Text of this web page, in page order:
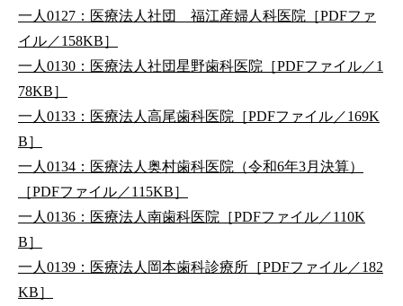
一人0127：医療法人社団 福江産婦人科医院［PDFファ
イル／158KB］
一人0130：医療法人社団星野歯科医院［PDFファイル／1
78KB］
一人0133：医療法人高尾歯科医院［PDFファイル／169K
B］
一人0134：医療法人奥村歯科医院（令和6年3月決算）
［PDFファイル／115KB］
一人0136：医療法人南歯科医院［PDFファイル／110K
B］
一人0139：医療法人岡本歯科診療所［PDFファイル／182
KB］